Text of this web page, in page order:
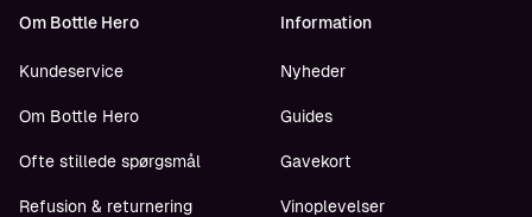
Om Bottle Hero
Kundeservice
Om Bottle Hero
Ofte stillede spørgsmål
Refusion & returnering
Information
Nyheder
Guides
Gavekort
Vinoplevelser